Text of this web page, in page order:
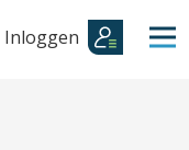
Inloggen